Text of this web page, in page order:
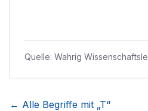
Quelle: Wahrig
← Alle Begriffe mit „T“